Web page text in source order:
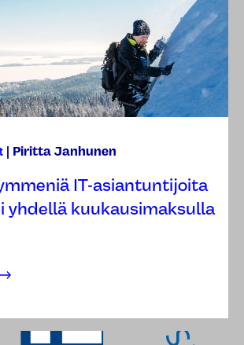
Piritta Janhunen
IT-asiantuntijoita
yhdellä kuukausimaksulla